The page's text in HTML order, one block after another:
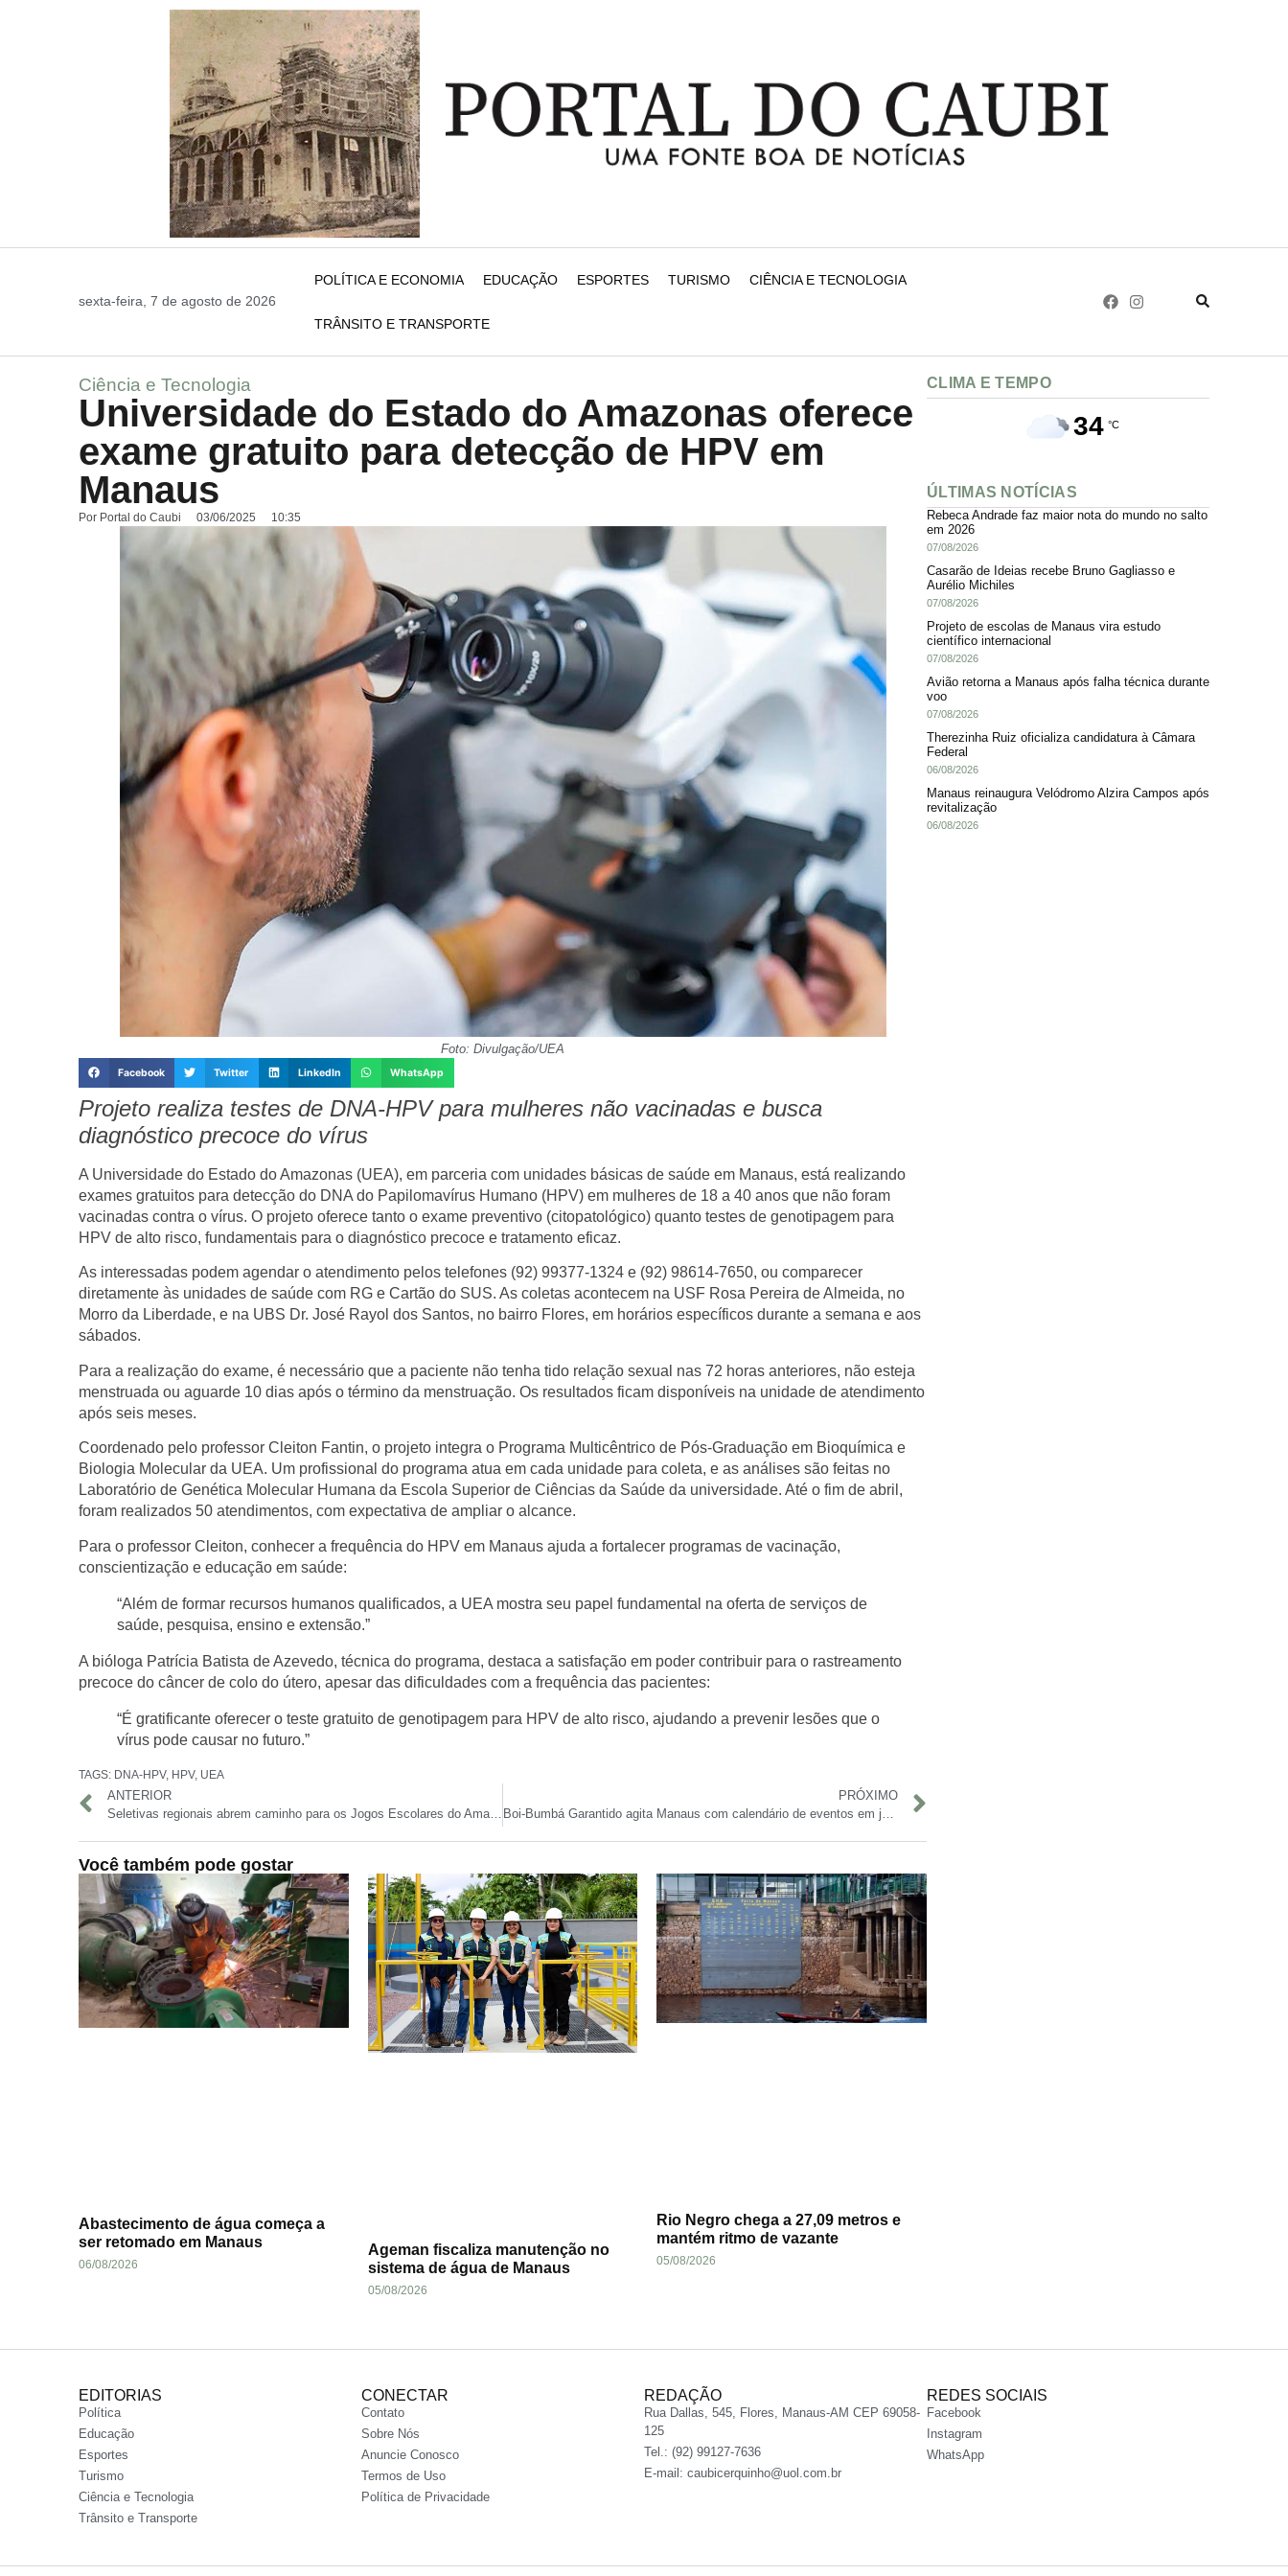
sexta-feira, 7 de agosto de 2026
POLÍTICA E ECONOMIA EDUCAÇÃO ESPORTES TURISMO CIÊNCIA E TECNOLOGIA
TRÂNSITO E TRANSPORTE
Ciência e Tecnologia
Universidade do Estado do Amazonas oferece
exame gratuito para detecção de HPV em
Manaus
Por Portal do Caubi 03/06/2025 10:35
Foto: Divulgação/UEA
Facebook Twitter LinkedIn WhatsApp
Projeto realiza testes de DNA-HPV para mulheres não vacinadas e busca
diagnóstico precoce do vírus
A Universidade do Estado do Amazonas (UEA), em parceria com unidades básicas de saúde em Manaus, está realizando
exames gratuitos para detecção do DNA do Papilomavírus Humano (HPV) em mulheres de 18 a 40 anos que não foram
vacinadas contra o vírus. O projeto oferece tanto o exame preventivo (citopatológico) quanto testes de genotipagem para
HPV de alto risco, fundamentais para o diagnóstico precoce e tratamento eficaz.
As interessadas podem agendar o atendimento pelos telefones (92) 99377-1324 e (92) 98614-7650, ou comparecer
diretamente às unidades de saúde com RG e Cartão do SUS. As coletas acontecem na USF Rosa Pereira de Almeida, no
Morro da Liberdade, e na UBS Dr. José Rayol dos Santos, no bairro Flores, em horários específicos durante a semana e aos
sábados.
Para a realização do exame, é necessário que a paciente não tenha tido relação sexual nas 72 horas anteriores, não esteja
menstruada ou aguarde 10 dias após o término da menstruação. Os resultados ficam disponíveis na unidade de atendimento
após seis meses.
Coordenado pelo professor Cleiton Fantin, o projeto integra o Programa Multicêntrico de Pós-Graduação em Bioquímica e
Biologia Molecular da UEA. Um profissional do programa atua em cada unidade para coleta, e as análises são feitas no
Laboratório de Genética Molecular Humana da Escola Superior de Ciências da Saúde da universidade. Até o fim de abril,
foram realizados 50 atendimentos, com expectativa de ampliar o alcance.
Para o professor Cleiton, conhecer a frequência do HPV em Manaus ajuda a fortalecer programas de vacinação,
conscientização e educação em saúde:
“Além de formar recursos humanos qualificados, a UEA mostra seu papel fundamental na oferta de serviços de
saúde, pesquisa, ensino e extensão.”
A bióloga Patrícia Batista de Azevedo, técnica do programa, destaca a satisfação em poder contribuir para o rastreamento
precoce do câncer de colo do útero, apesar das dificuldades com a frequência das pacientes:
“É gratificante oferecer o teste gratuito de genotipagem para HPV de alto risco, ajudando a prevenir lesões que o
vírus pode causar no futuro.”
TAGS: DNA-HPV, HPV, UEA
ANTERIOR
Seletivas regionais abrem caminho para os Jogos Escolares do Amazonas 2025
PRÓXIMO
Boi-Bumbá Garantido agita Manaus com calendário de eventos em junho
Você também pode gostar
Abastecimento de água começa a
ser retomado em Manaus
06/08/2026
Ageman fiscaliza manutenção no
sistema de água de Manaus
05/08/2026
Rio Negro chega a 27,09 metros e
mantém ritmo de vazante
05/08/2026
CLIMA E TEMPO
34 °C
ÚLTIMAS NOTÍCIAS
Rebeca Andrade faz maior nota do mundo no salto
em 2026
07/08/2026
Casarão de Ideias recebe Bruno Gagliasso e
Aurélio Michiles
07/08/2026
Projeto de escolas de Manaus vira estudo
científico internacional
07/08/2026
Avião retorna a Manaus após falha técnica durante
voo
07/08/2026
Therezinha Ruiz oficializa candidatura à Câmara
Federal
06/08/2026
Manaus reinaugura Velódromo Alzira Campos após
revitalização
06/08/2026
EDITORIAS
Política
Educação
Esportes
Turismo
Ciência e Tecnologia
Trânsito e Transporte
CONECTAR
Contato
Sobre Nós
Anuncie Conosco
Termos de Uso
Política de Privacidade
REDAÇÃO
Rua Dallas, 545, Flores, Manaus-AM CEP 69058-
125
Tel.: (92) 99127-7636
E-mail: caubicerquinho@uol.com.br
REDES SOCIAIS
Facebook
Instagram
WhatsApp